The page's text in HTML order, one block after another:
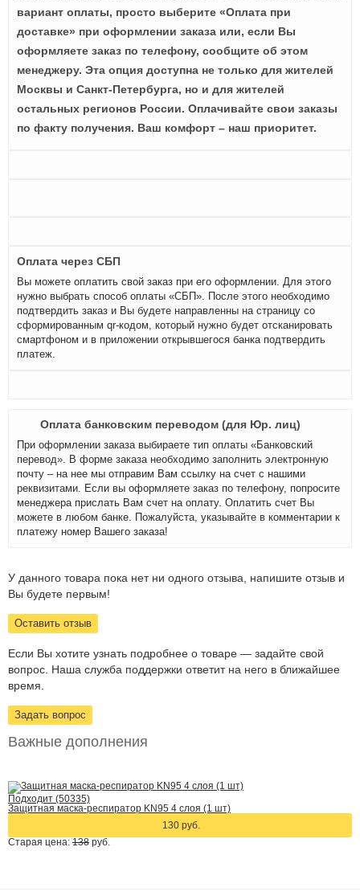
вариант оплаты, просто выберите «Оплата при
доставке» при оформлении заказа или, если Вы
оформляете заказ по телефону, сообщите об этом
менеджеру. Эта опция доступна не только для жителей
Москвы и Санкт-Петербурга, но и для жителей
остальных регионов России. Оплачивайте свои заказы
по факту получения. Ваш комфорт – наш приоритет.
Оплата через СБП
Вы можете оплатить свой заказ при его оформлении. Для этого
нужно выбрать способ оплаты «СБП». После этого необходимо
подтвердить заказ и Вы будете направленны на страницу со
сформированным qr-кодом, который нужно будет отсканировать
смартфоном и в приложении открывшегося банка подтвердить
платеж.
Оплата банковским переводом (для Юр. лиц)
При оформлении заказа выбираете тип оплаты «Банковский
перевод». В форме заказа необходимо заполнить электронную
почту – на нее мы отправим Вам ссылку на счет с нашими
реквизитами. Если вы оформляете заказ по телефону, попросите
менеджера прислать Вам счет на оплату. Оплатить счет Вы
можете в любом банке. Пожалуйста, указывайте в комментарии к
платежу номер Вашего заказа!
У данного товара пока нет ни одного отзыва, напишите отзыв и
Вы будете первым!
Оставить отзыв
Если Вы хотите узнать подробнее о товаре — задайте свой
вопрос. Наша служба поддержки ответит на него в ближайшее
время.
Задать вопрос
Важные дополнения
Подходит (50335)
Защитная маска-респиратор KN95 4 слоя (1 шт)
130 руб.
Старая цена: 138 руб.